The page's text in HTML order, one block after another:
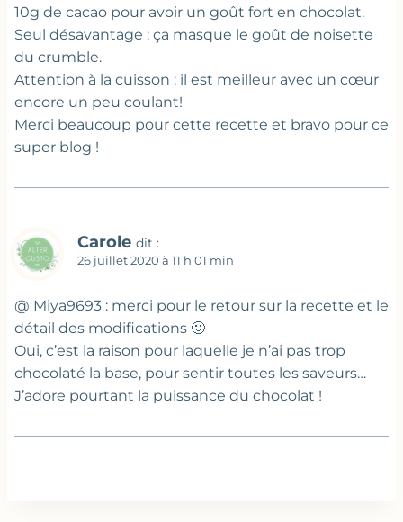
10g de cacao pour avoir un goût fort en chocolat.
Seul désavantage : ça masque le goût de noisette
du crumble.
Attention à la cuisson : il est meilleur avec un cœur
encore un peu coulant!
Merci beaucoup pour cette recette et bravo pour ce
super blog !
Carole dit :
26 juillet 2020 à 11 h 01 min
@ Miya9693 : merci pour le retour sur la recette et le
détail des modifications 🙂
Oui, c’est la raison pour laquelle je n’ai pas trop
chocolaté la base, pour sentir toutes les saveurs…
J’adore pourtant la puissance du chocolat !